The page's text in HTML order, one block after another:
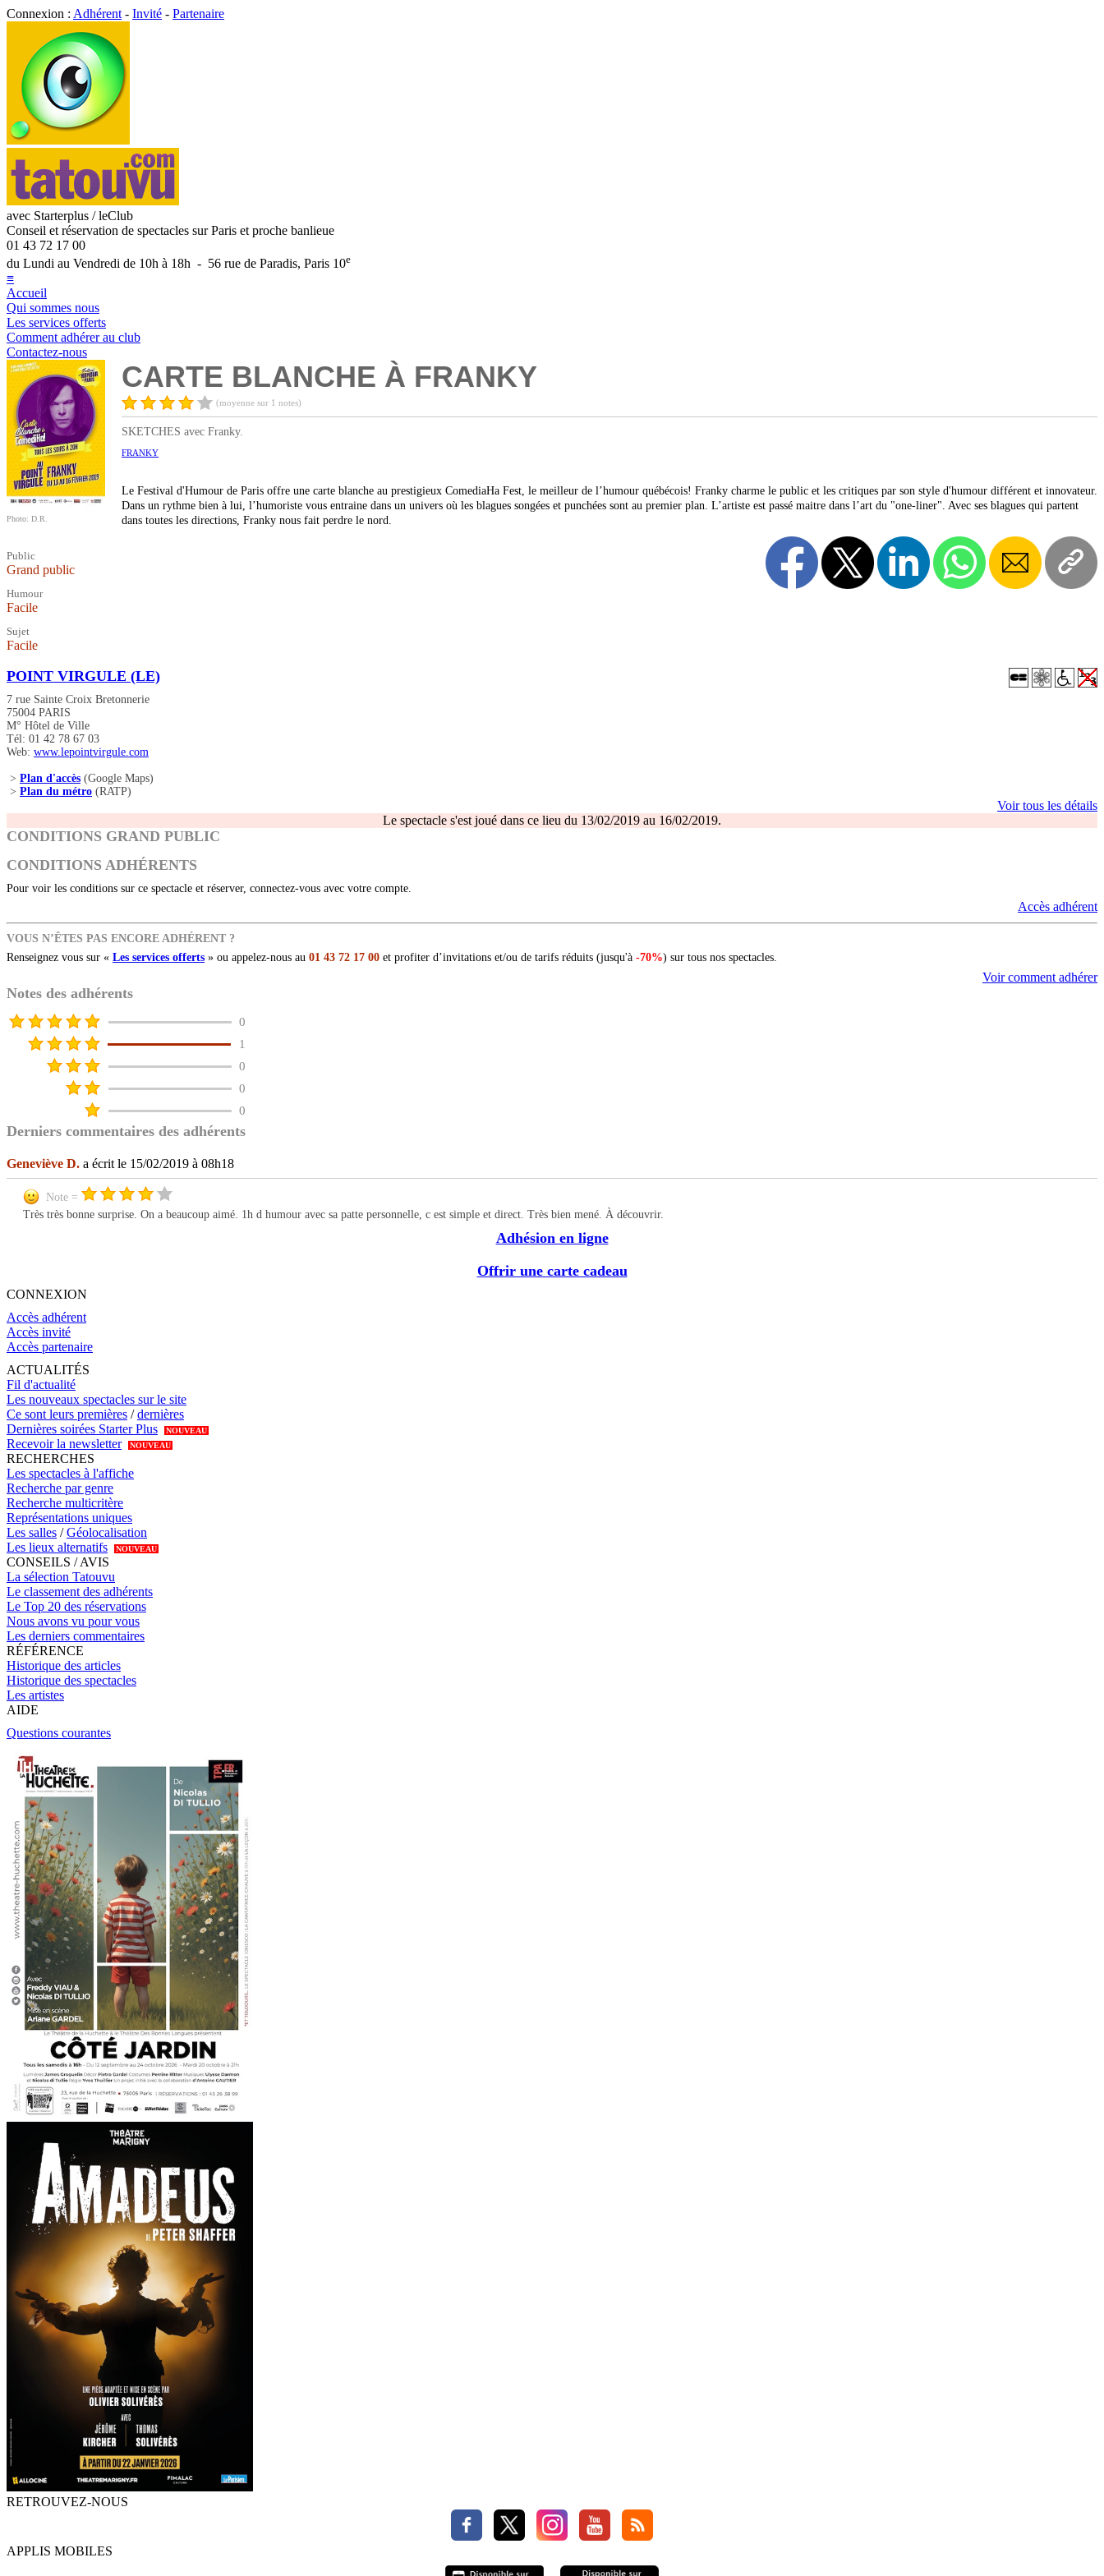
Connexion : Adhérent - Invité - Partenaire
avec Starterplus / leClub
Conseil et réservation de spectacles sur Paris et proche banlieue
01 43 72 17 00
du Lundi au Vendredi de 10h à 18h - 56 rue de Paradis, Paris 10e
≡
Accueil
Qui sommes nous
Les services offerts
Comment adhérer au club
Contactez-nous
Photo: D.R.
Public
Grand public
Humour
Facile
Sujet
Facile
CARTE BLANCHE À FRANKY
(moyenne sur 1 notes)
SKETCHES avec Franky.
FRANKY
Le Festival d'Humour de Paris offre une carte blanche au prestigieux ComediaHa Fest, le meilleur de l’humour québécois! Franky charme le public et les critiques par son style d'humour différent et innovateur.
Dans un rythme bien à lui, l’humoriste vous entraine dans un univers où les blagues songées et punchées sont au premier plan. L’artiste est passé maitre dans l’art du "one-liner". Avec ses blagues qui partent
dans toutes les directions, Franky nous fait perdre le nord.
POINT VIRGULE (LE)
7 rue Sainte Croix Bretonnerie
75004 PARIS
M° Hôtel de Ville
Tél: 01 42 78 67 03
Web: www.lepointvirgule.com
> Plan d'accès (Google Maps)
> Plan du métro (RATP)
Voir tous les détails
Le spectacle s'est joué dans ce lieu du 13/02/2019 au 16/02/2019.
CONDITIONS GRAND PUBLIC
CONDITIONS ADHÉRENTS
Pour voir les conditions sur ce spectacle et réserver, connectez-vous avec votre compte.
Accès adhérent
VOUS N’ÊTES PAS ENCORE ADHÉRENT ?
Renseignez vous sur « Les services offerts » ou appelez-nous au 01 43 72 17 00 et profiter d’invitations et/ou de tarifs réduits (jusqu'à -70%) sur tous nos spectacles.
Voir comment adhérer
Notes des adhérents
0
1
0
0
0
Derniers commentaires des adhérents
Geneviève D. a écrit le 15/02/2019 à 08h18
Note =
Très très bonne surprise. On a beaucoup aimé. 1h d humour avec sa patte personnelle, c est simple et direct. Très bien mené. À découvrir.
Adhésion en ligne
Offrir une carte cadeau
CONNEXION
Accès adhérent
Accès invité
Accès partenaire
ACTUALITÉS
Fil d'actualité
Les nouveaux spectacles sur le site
Ce sont leurs premières /dernières
Dernières soirées Starter Plus
NOUVEAU
Recevoir la newsletter NOUVEAU
RECHERCHES
Les spectacles à l'affiche
Recherche par genre
Recherche multicritère
Représentations uniques
Les salles /Géolocalisation
Les lieux alternatifs
NOUVEAU
CONSEILS / AVIS
La sélection Tatouvu
Le classement des adhérents
Le Top 20 des réservations
Nous avons vu pour vous
Les derniers commentaires
RÉFÉRENCE
Historique des articles
Historique des spectacles
Les artistes
AIDE
Questions courantes
RETROUVEZ-NOUS
APPLIS MOBILES